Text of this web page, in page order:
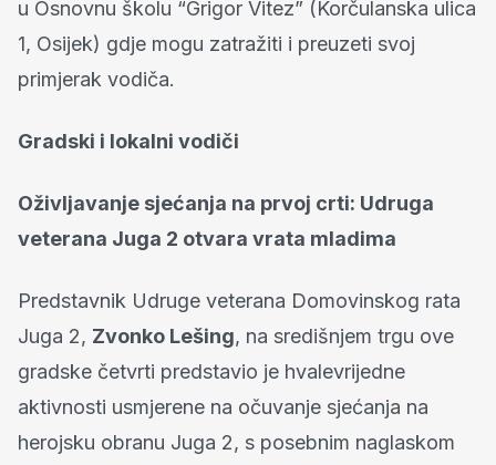
u Osnovnu školu “Grigor Vitez” (Korčulanska ulica
1, Osijek) gdje mogu zatražiti i preuzeti svoj
primjerak vodiča.
Gradski i lokalni vodiči
Oživljavanje sjećanja na prvoj crti: Udruga
veterana Juga 2 otvara vrata mladima
Predstavnik Udruge veterana Domovinskog rata
Juga 2, Zvonko Lešing, na središnjem trgu ove
gradske četvrti predstavio je hvalevrijedne
aktivnosti usmjerene na očuvanje sjećanja na
herojsku obranu Juga 2, s posebnim naglaskom